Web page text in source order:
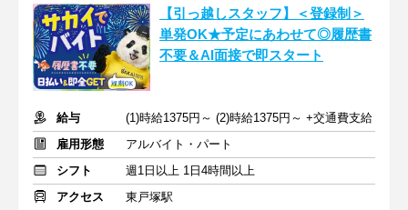
【引っ越しスタッフ】＜登録制＞
単発OK★予定にあわせて◎履歴書
不要＆AI面接で即スタート
給与
(1)時給1375円～ (2)時給1375円～ +交通費支給
雇用形態
アルバイト・パート
シフト
週1日以上 1日4時間以上
アクセス
東戸塚駅